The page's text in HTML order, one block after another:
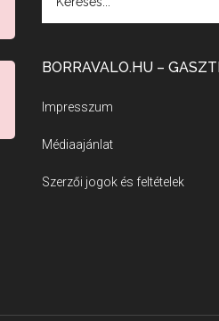
BORRAVALO.HU –
Impresszum
Médiaajánlat
Szerzői jogok és feltételek